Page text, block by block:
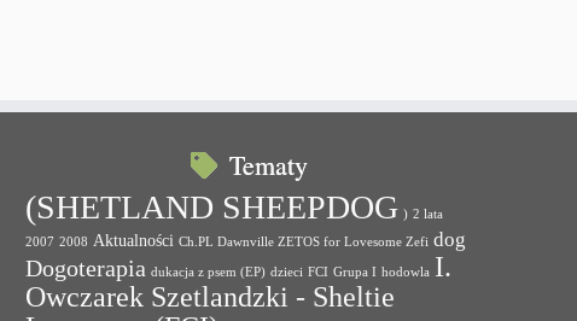
Tematy
(SHETLAND SHEEPDOG ) 2 lata
2007 2008 Aktualności Ch.PL Dawnville ZETOS for Lovesome Zefi dog
Dogoterapia dukacja z psem (EP) dzieci FCI Grupa I hodowla I.
Owczarek Szetlandzki - Sheltie